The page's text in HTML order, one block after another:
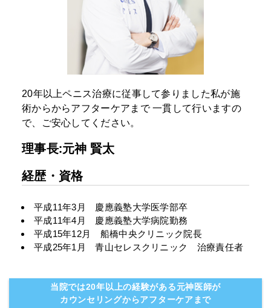
20年以上ペニス治療に従事して参りました私が施
術からからアフターケアまで一貫して行いますの
で、ご安心してください。
理事長:元神 賢太
経歴・資格
平成11年3月 慶應義塾大学医学部卒
平成11年4月 慶應義塾大学病院勤務
平成15年12月 船橋中央クリニック院長
平成25年1月 青山セレスクリニック 治療責任者
当院では20年以上の経験がある元神医師が
カウンセリングからアフターケアまで